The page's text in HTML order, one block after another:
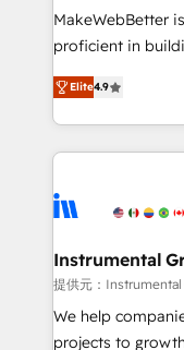
starting at $1,5k 💵 - Speed:
Global: 75+ RPers across five continents 🌐 - Scale:
HubSpot Partner 🪴
implementations
agency for an
agency for a growth problem.
MakeWebBetter
proficient in
operational
growing tech-
hands you the
eminent solutions &
Elite Partners
Premier Partner
Won HubSpot
HubSpot Rising Star Why us? Harnessing
potential of the
Elite4.9
Instrumental
提供元：Instrumental
We help
projects to